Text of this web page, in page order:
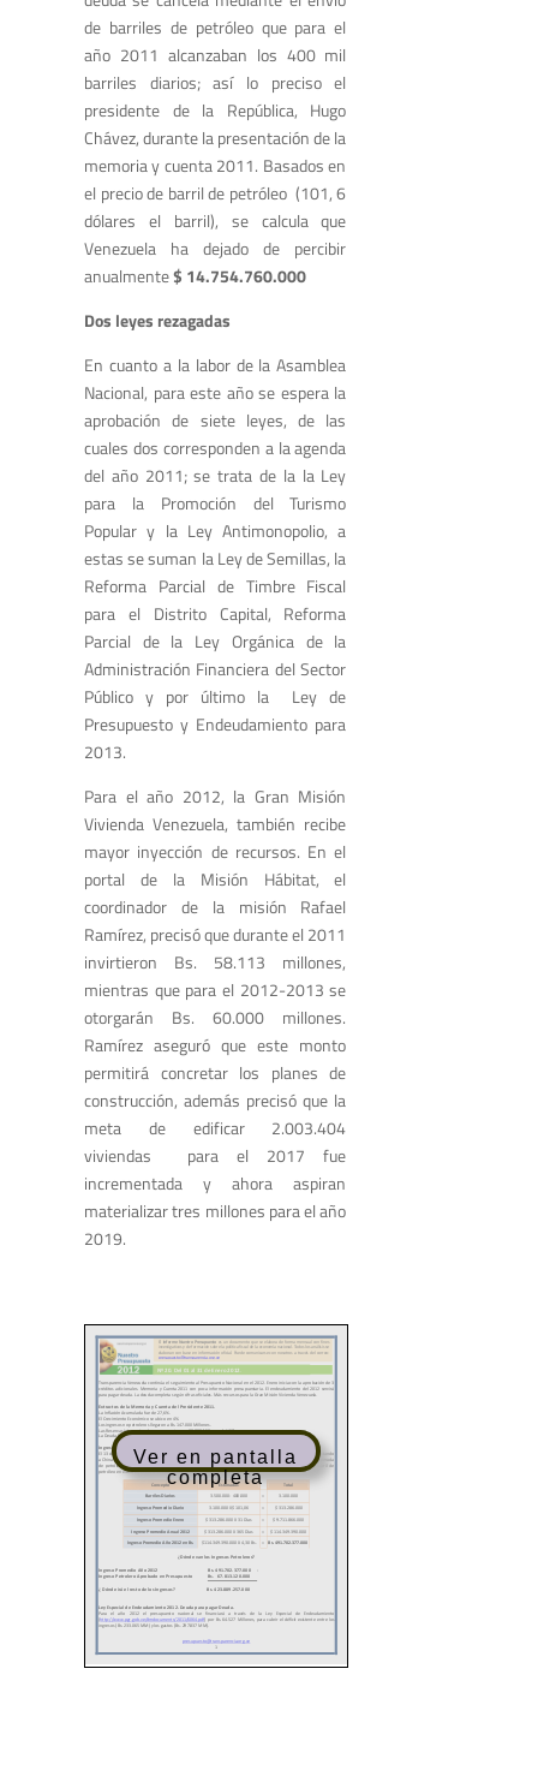
de barriles de petróleo que para el
año 2011 alcanzaban los 400 mil
barriles diarios; así lo preciso el
presidente de la República, Hugo
Chávez, durante la presentación de la
memoria y cuenta 2011. Basados en
el precio de barril de petróleo (101, 6
dólares el barril), se calcula que
Venezuela ha dejado de percibir
anualmente$ 14.754.760.000
Dos leyes rezagadas
En cuanto a la labor de la Asamblea
Nacional, para este año se espera la
aprobación de siete leyes, de las
cuales dos corresponden a la agenda
del año 2011; se trata de la la Ley
para la Promoción del Turismo
Popular y la Ley Antimonopolio, a
estas se suman la Ley de Semillas, la
Reforma Parcial de Timbre Fiscal
para el Distrito Capital, Reforma
Parcial de la Ley Orgánica de la
Administración Financiera del Sector
Público y por último la Ley de
Presupuesto y Endeudamiento para
2013.
Para el año 2012, la Gran Misión
Vivienda Venezuela, también recibe
mayor inyección de recursos. En el
portal de la Misión Hábitat, el
coordinador de la misión Rafael
Ramírez, precisó que durante el 2011
invirtieron Bs. 58.113 millones,
mientras que para el 2012-2013 se
otorgarán Bs. 60.000 millones.
Ramírez aseguró que este monto
permitirá concretar los planes de
construcción, además precisó que la
meta de edificar 2.003.404
viviendas para el 2017 fue
incrementada y ahora aspiran
materializar tres millones para el año
2019.
Ver en pantalla
completa